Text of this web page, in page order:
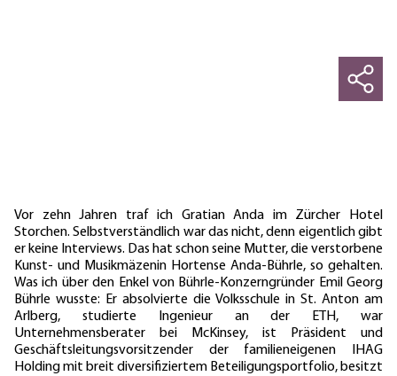
Vor zehn Jahren traf ich Gratian Anda im Zürcher Hotel
Storchen. Selbstverständlich war das nicht, denn eigentlich gibt
er keine Interviews. Das hat schon seine Mutter, die verstorbene
Kunst- und Musikmäzenin Hortense Anda-Bührle, so gehalten.
Was ich über den Enkel von Bührle-Konzerngründer Emil Georg
Bührle wusste: Er absolvierte die Volksschule in St. Anton am
Arlberg, studierte Ingenieur an der ETH, war
Unternehmensberater bei McKinsey, ist Präsident und
Geschäftsleitungsvorsitzender der familieneigenen IHAG
Holding mit breit diversifiziertem Beteiligungsportfolio, besitzt